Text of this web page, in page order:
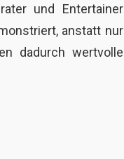
und Entertainer
anstatt nur
dadurch wertvolle